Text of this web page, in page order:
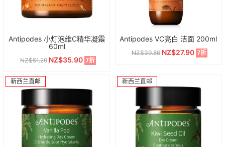
Antipodes 小灯泡维C精华凝霜
60ml
NZ$51.29 NZ$35.90 7折
Antipodes VC亮白 洁面 200ml
NZ$39.86 NZ$27.90 7折
新西兰直邮 新西兰直邮